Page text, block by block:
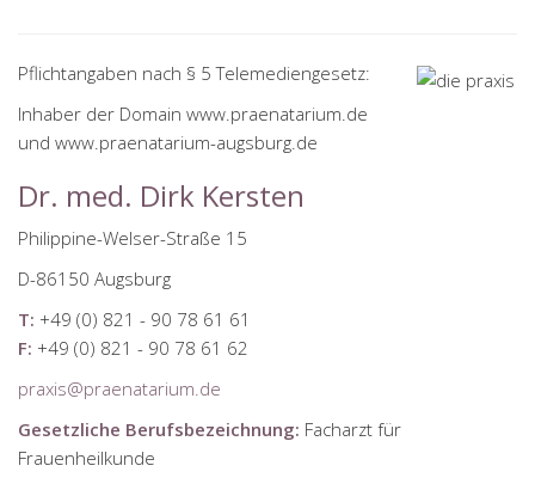
Pflichtangaben nach § 5 Telemediengesetz:
Inhaber der Domain www.praenatarium.de
und www.praenatarium-augsburg.de
Dr. med. Dirk Kersten
Philippine-Welser-Straße 15
D-86150 Augsburg
T: +49 (0) 821 - 90 78 61 61
F: +49 (0) 821 - 90 78 61 62
praxis@praenatarium.de
Gesetzliche Berufsbezeichnung: Facharzt für
Frauenheilkunde